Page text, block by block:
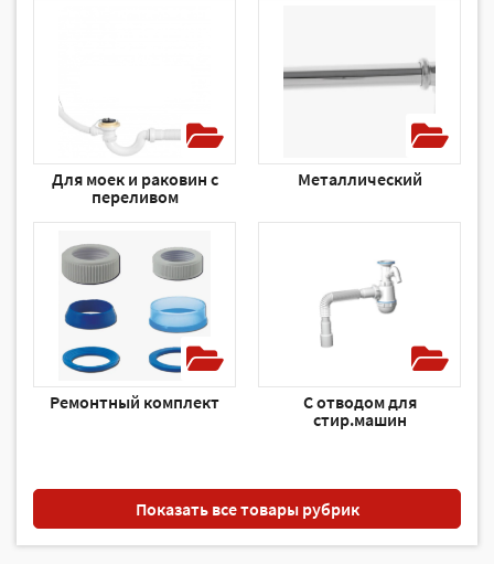
Для моек и раковин с
переливом
Металлический
Ремонтный комплект
С отводом для
стир.машин
Показать все товары рубрик